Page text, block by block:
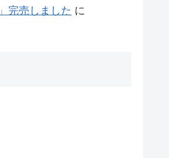
完売しました に